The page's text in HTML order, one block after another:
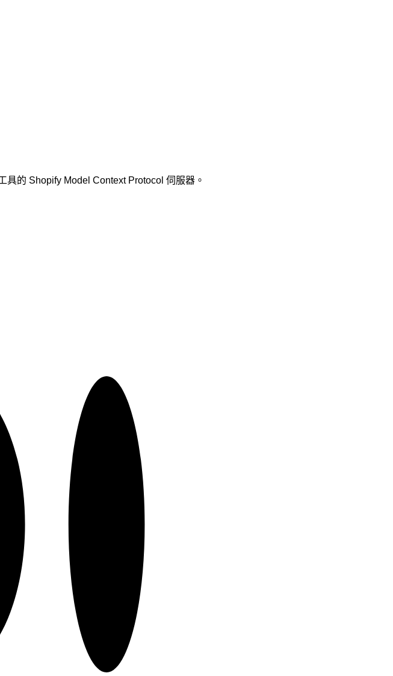
的 Shopify Model Context Protocol 伺服器。